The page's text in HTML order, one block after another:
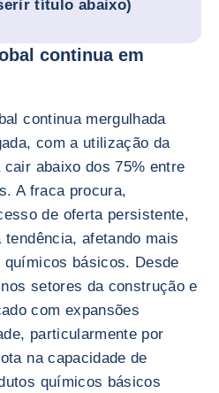
título abaixo)
continua em
continua mergulhada
com a utilização da
abaixo dos 75% entre
A fraca procura,
de oferta persistente,
afetando mais
básicos. Desde
setores da construção e
com expansões
particularmente por
na capacidade de
químicos básicos